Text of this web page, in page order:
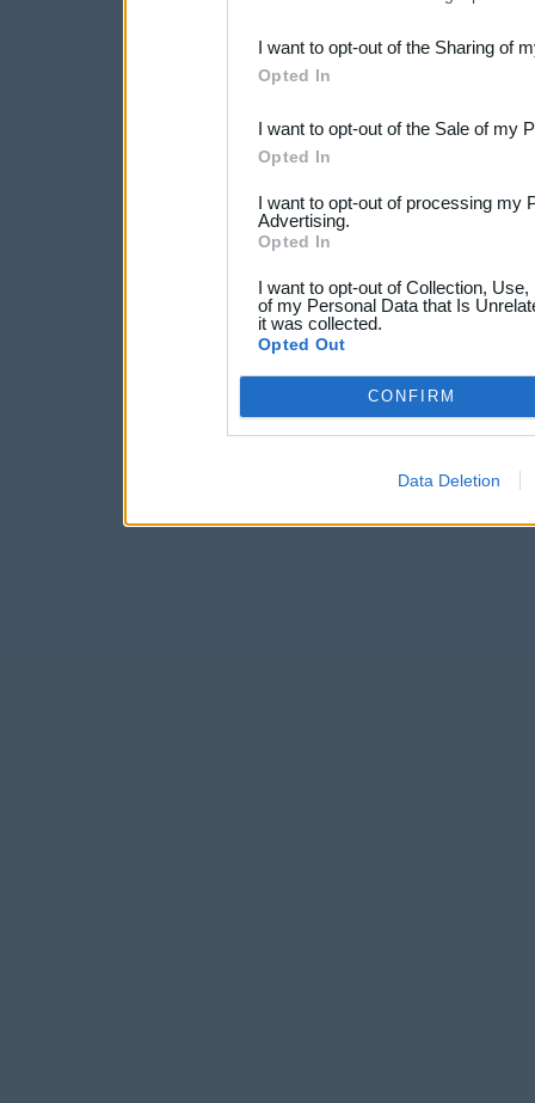
Downstream Participants
third parties.
I want to opt-out of the Sharing of
Opted In
I want to opt-out of the Sale of my
Opted In
I want to opt-out of processing my
Advertising.
Opted In
I want to opt-out of Collection,
of my Personal Data that Is
it was collected.
Opted Out
CONFIRM
Data Deletion